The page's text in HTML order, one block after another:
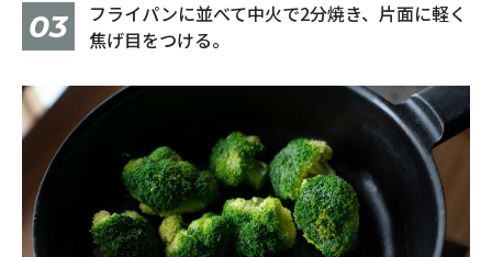
03
フライパンに並べて中火で2分焼き、片面に軽く
焦げ目をつける。